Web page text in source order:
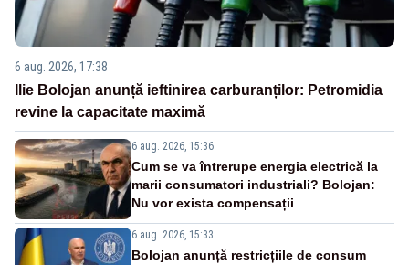
6 aug. 2026, 17:38
Ilie Bolojan anunță ieftinirea carburanților: Petromidia
revine la capacitate maximă
6 aug. 2026, 15:36
Cum se va întrerupe energia electrică la
marii consumatori industriali? Bolojan:
Nu vor exista compensații
6 aug. 2026, 15:33
Bolojan anunță restricțiile de consum